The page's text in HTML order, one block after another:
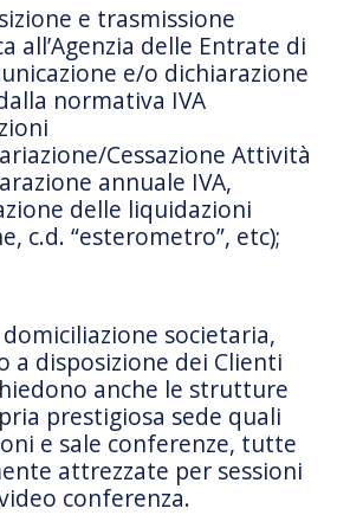
e trasmissione
all’Agenzia delle Entrate di
e/o dichiarazione
normativa IVA
Cessazione Attività
annuale IVA,
delle liquidazioni
c.d. “esterometro”, etc);
societaria,
a disposizione dei Clienti
anche le strutture
prestigiosa sede quali
e sale conferenze, tutte
attrezzate per sessioni
conferenza.